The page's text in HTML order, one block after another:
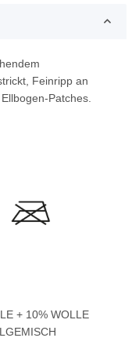
Feinripp an
Patches.
+ 10% WOLLE